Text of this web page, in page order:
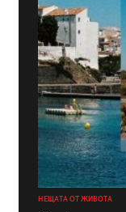
НЕЩАТА ОТ ЖИВОТА